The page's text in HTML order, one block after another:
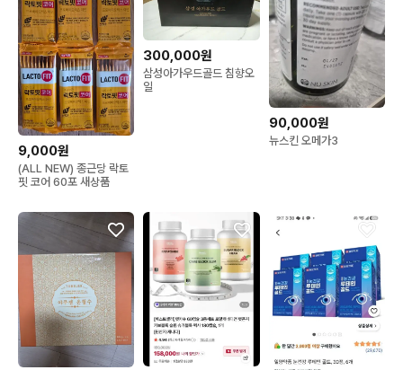
9,000원
(ALL NEW) 종근당 락토
핏 코어 60포 새상품
300,000원
삼성아가우드골드 침향오
일
90,000원
뉴스킨 오메가3